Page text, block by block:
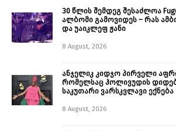
30 წლის შემდეგ შესაძლოა
ალბომი გამოვიდეს – რას
და უაიკლეფ ჟანი
8 August, 2026
ანჯელიკ კიდჯო პირველი
რომელსაც ჰოლივუდის
საკუთარი ვარსკვლავი ექნება
8 August, 2026